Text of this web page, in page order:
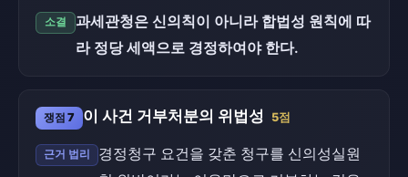
소결
과세관청은 신의칙이 아니라 합법성 원칙에 따
라 정당 세액으로 경정하여야 한다.
쟁점 7 이 사건 거부처분의 위법성 5점
근거 법리
경정청구 요건을 갖춘 청구를 신의성실원